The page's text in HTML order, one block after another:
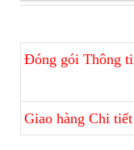
Đóng gói Thông
Giao hàng Chi tiết